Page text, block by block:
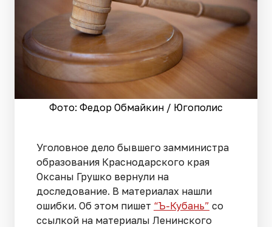
Фото: Федор Обмайкин / Югополис
Уголовное дело бывшего замминистра
образования Краснодарского края
Оксаны Грушко вернули на
доследование. В материалах нашли
ошибки. Об этом пишет “Ъ-Кубань” со
ссылкой на материалы Ленинского